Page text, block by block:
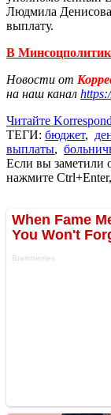
Людмила
выплату.
В
Новости от
на наш канал
Читайте
ТЕГИ: бюджет,
выплаты,
Если вы заметили
нажмите